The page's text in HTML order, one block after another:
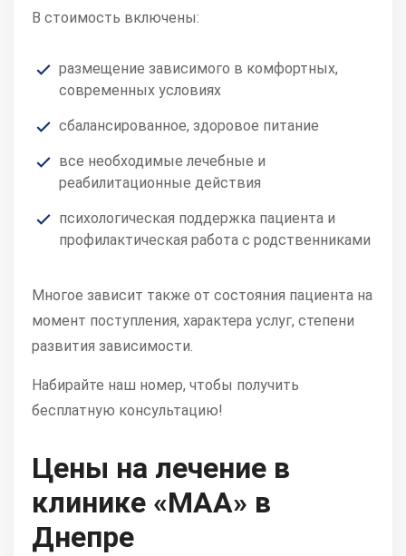
В стоимость включены:
размещение зависимого в комфортных,
современных условиях
сбалансированное, здоровое питание
все необходимые лечебные и
реабилитационные действия
психологическая поддержка пациента и
профилактическая работа с родственниками
Многое зависит также от состояния пациента на
момент поступления, характера услуг, степени
развития зависимости.
Набирайте наш номер, чтобы получить
бесплатную консультацию!
Цены на лечение в
клинике «МАА» в
Днепре